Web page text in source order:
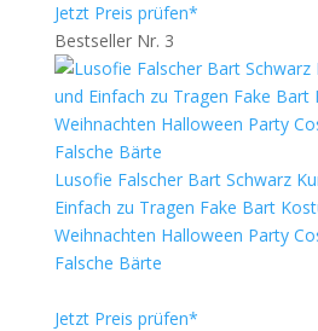
Jetzt Preis prüfen*
Bestseller Nr. 3
Lusofie Falscher Bart Schwarz
Einfach zu Tragen Fake Bart
Weihnachten Halloween Party
Falsche Bärte
Jetzt Preis prüfen*